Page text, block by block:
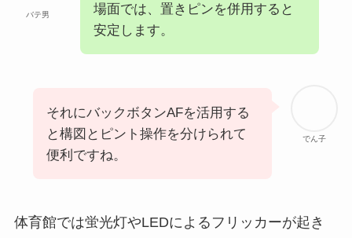
バテ男
場面では、置きピンを併用すると
安定します。
でん子
それにバックボタンAFを活用する
と構図とピント操作を分けられて
便利ですね。
体育館では蛍光灯やLEDによるフリッカーが起き